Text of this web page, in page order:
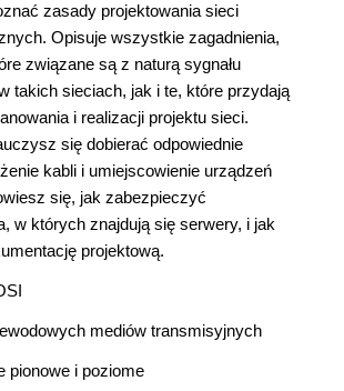
zasady projektowania sieci
Opisuje wszystkie zagadnienia,
związane są z naturą sygnału
takich sieciach, jak i te, które przydają
i realizacji projektu sieci.
się dobierać odpowiednie
kabli i umiejscowienie urządzeń
się, jak zabezpieczyć
w których znajdują się serwery, i jak
projektową.
mediów transmisyjnych
pionowe i poziome